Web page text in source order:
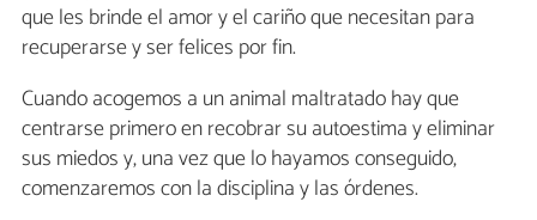
que les brinde el amor y el cariño que necesitan para
recuperarse y ser felices por fin.
Cuando acogemos a un animal maltratado hay que
centrarse primero en recobrar su autoestima y eliminar
sus miedos y, una vez que lo hayamos conseguido,
comenzaremos con la disciplina y las órdenes.